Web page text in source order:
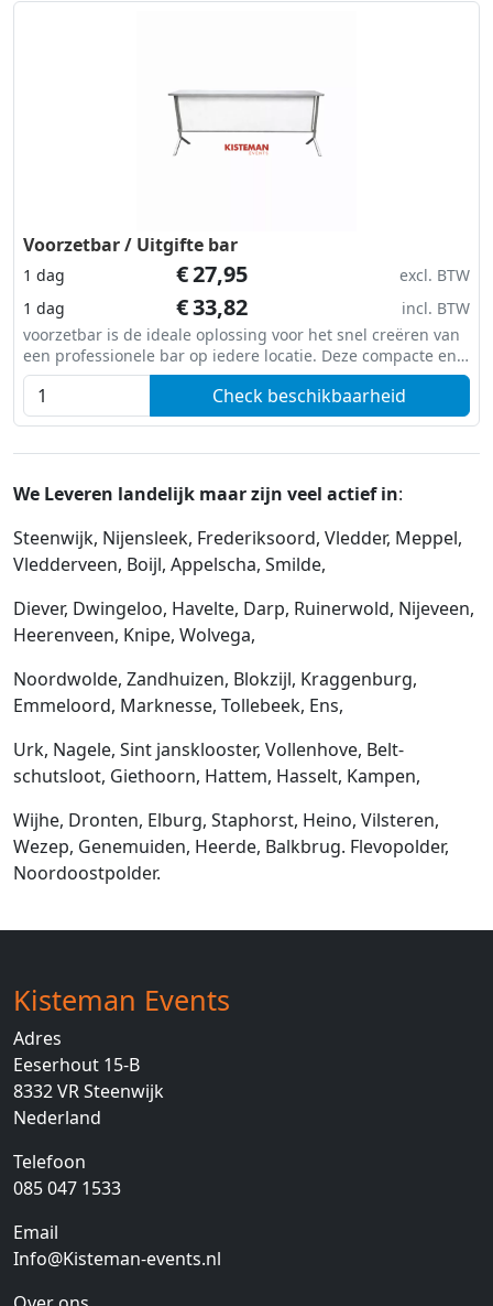
Voorzetbar / Uitgifte bar
1 dag €27,95
excl. BTW
1 dag
€33,82
incl. BTW
voorzetbar is de ideale oplossing voor het snel creëren van
een professionele bar op iedere locatie. Deze compacte en
praktische bar is perfect voor feesten, bruiloften,
Check beschikbaarheid
We Leveren landelijk maar zijn veel actief in:
Steenwijk, Nijensleek, Frederiksoord, Vledder, Meppel,
Vledderveen, Boijl, Appelscha, Smilde,
Diever, Dwingeloo, Havelte, Darp, Ruinerwold, Nijeveen,
Heerenveen, Knipe, Wolvega,
Noordwolde, Zandhuizen, Blokzijl, Kraggenburg,
Emmeloord, Marknesse, Tollebeek, Ens,
Urk, Nagele, Sint jansklooster, Vollenhove, Belt-
schutsloot, Giethoorn, Hattem, Hasselt, Kampen,
Wijhe, Dronten, Elburg, Staphorst, Heino, Vilsteren,
Wezep, Genemuiden, Heerde, Balkbrug. Flevopolder,
Noordoostpolder.
Kisteman Events
Adres
Eeserhout 15-B
8332 VRSteenwijk
Nederland
Telefoon
085 047 1533
Email
Info@Kisteman-events.nl